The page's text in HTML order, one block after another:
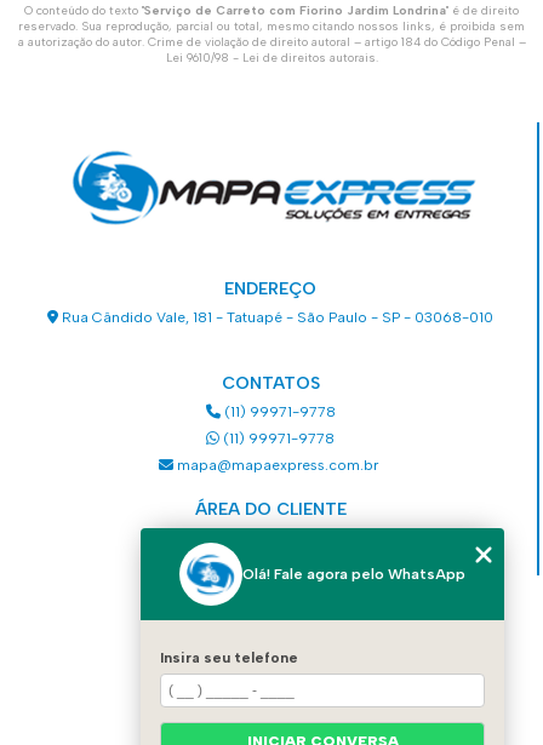
O conteúdo do texto "Serviço de Carreto com Fiorino Jardim Londrina" é de direito
reservado. Sua reprodução, parcial ou total, mesmo citando nossos links, é proibida sem
a autorização do autor. Crime de violação de direito autoral – artigo 184 do Código Penal –
Lei 9610/98 - Lei de direitos autorais
ENDEREÇO
Rua Cândido Vale, 181 - Tatuapé - São Paulo - SP - 03068-010
CONTATOS
(11) 99971-9778
(11) 99971-9778
mapa@mapaexpress.com.br
ÁREA DO CLIENTE
QUEM SOMOS
CONTATO
Olá! Fale agora pelo WhatsApp
Insira seu telefone
INICIAR CONVERSA